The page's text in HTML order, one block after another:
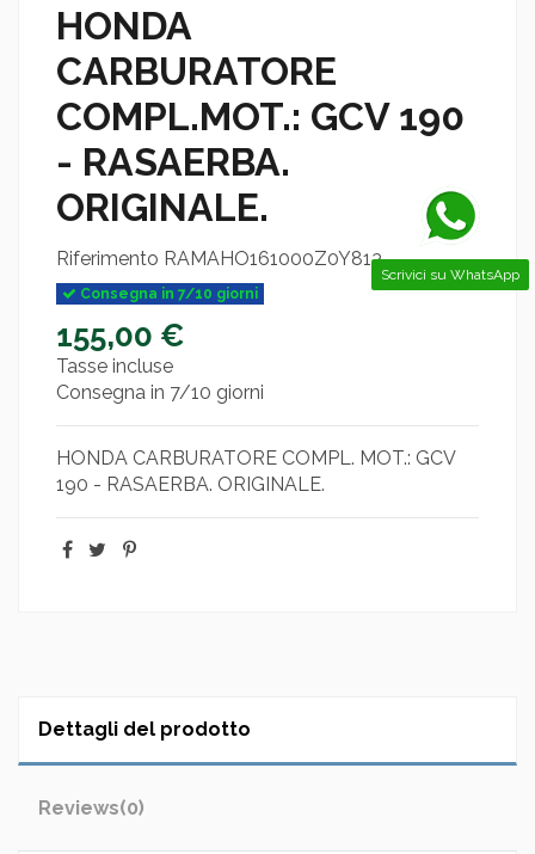
HONDA
CARBURATORE
COMPL.MOT.: GCV 190
- RASAERBA.
ORIGINALE.
Riferimento RAMAHO161000Z0Y813
Consegna in 7/10 giorni
155,00 €
Tasse incluse
Consegna in 7/10 giorni
HONDA CARBURATORE COMPL. MOT.: GCV
190 - RASAERBA. ORIGINALE.
Dettagli del prodotto
Reviews(0)
Scrivici su WhatsApp